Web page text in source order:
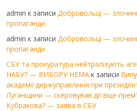
admin к записиДобровольці —
пропаганди
admin к записиДобровольці —
пропаганди
СБУ та прокуратура нейтралізують
НАБУ? — ВИБОРУ НЕМА к записи
академії держуправління при
Луганщини — скеровував дії віце-
Кубракова? — заява в СБУ